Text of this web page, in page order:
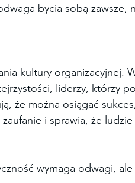
bycia sobą zawsze,
kultury organizacyjnej.
liderzy, którzy
że można osiągać
i sprawia, że
wymaga odwagi,